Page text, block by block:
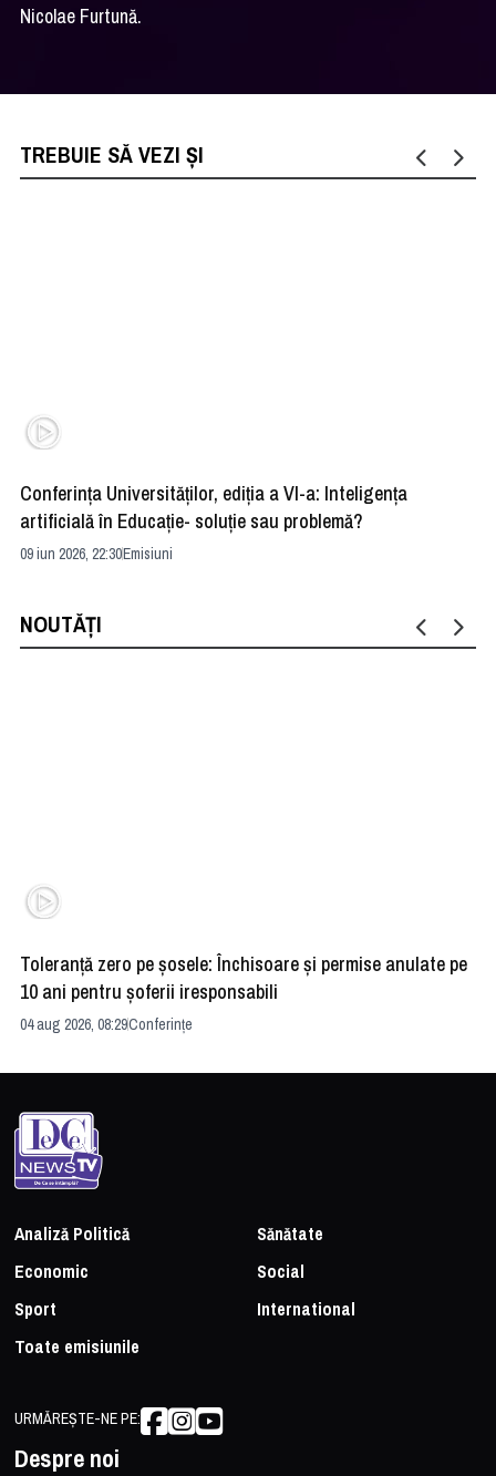
Nicolae Furtună.
TREBUIE SĂ VEZI ȘI
Conferința Universităților, ediția a VI-a: Inteligența
artificială în Educație- soluție sau problemă?
09 iun 2026, 22:30Emisiuni
NOUTĂȚI
Toleranță zero pe șosele: Închisoare și permise anulate pe
10 ani pentru șoferii iresponsabili
04 aug 2026, 08:29Conferințe
Analiză Politică
Sănătate
Economic
Social
Sport
International
Toate emisiunile
URMĂREȘTE-NE PE:
Despre noi